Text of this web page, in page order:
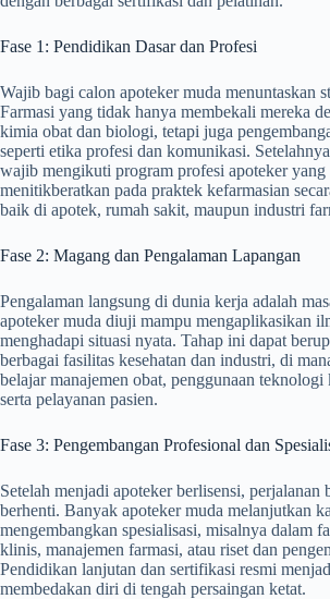
Fase 1: Pendidikan Dasar dan Profesi
Wajib bagi calon apoteker muda menuntaskan
Farmasi yang tidak hanya membekali mereka
kimia obat dan biologi, tetapi juga
seperti etika profesi dan komunikasi.
wajib mengikuti program profesi apoteker yang
menitikberatkan pada praktek kefarmasian
baik di apotek, rumah sakit, maupun industri
Fase 2: Magang dan Pengalaman Lapangan
Pengalaman langsung di dunia kerja adalah
apoteker muda diuji mampu mengaplikasikan
menghadapi situasi nyata. Tahap ini dapat
berbagai fasilitas kesehatan dan industri, di
belajar manajemen obat, penggunaan teknologi
serta pelayanan pasien.
Fase 3: Pengembangan Profesional dan
Setelah menjadi apoteker berlisensi, perjalanan
berhenti. Banyak apoteker muda melanjutkan
mengembangkan spesialisasi, misalnya dalam
klinis, manajemen farmasi, atau riset dan
Pendidikan lanjutan dan sertifikasi resmi
membedakan diri di tengah persaingan ketat.